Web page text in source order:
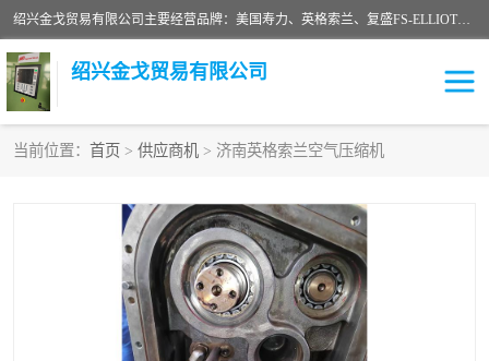
绍兴金戈贸易有限公司主要经营品牌：美国寿力、英格索兰、复盛FS-ELLIOTT，库伯COOPER、阿特拉斯等品牌空压机及配件销售；承接全厂空气压缩机管理、维护保养；节能改造；气体干燥机销售、维护、维修、保养。销售各种品牌空压机空气滤芯、油滤芯、油气分离器；精密过滤器滤芯；除油雾滤芯；抽真空滤芯，消音器，疏水器。劳务承接：全厂空压机维修保养工程，安装工程；移机或汰换工程；节能改造工程等。
绍兴金戈贸易有限公司
当前位置： 首页 > 供应商机 > 济南英格索兰空气压缩机
超级冷却剂 英格索兰配件
中车鼓风机 闽台富源特种陶瓷
美国寿力空压机零部件 英格索兰离心机空滤芯